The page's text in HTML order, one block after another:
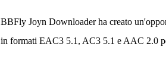
BBFly Joyn Downloader ha creato
in formati EAC3 5.1, AC3 5.1 e AAC 2.0